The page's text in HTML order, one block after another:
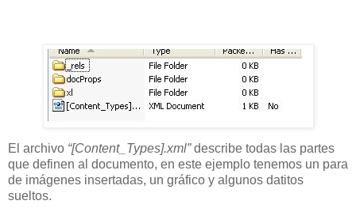
El archivo “[Content_Types].xml”describe todas las partes
que definen al documento, en este ejemplo tenemos un para
de imágenes insertadas, un gráfico y algunos datitos
sueltos.